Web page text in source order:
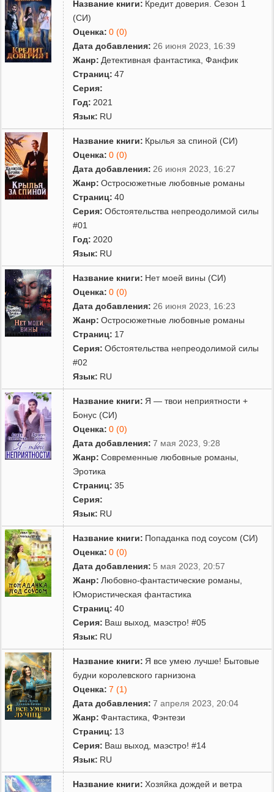
Название книги: Кредит доверия. Сезон 1
(СИ)
Оценка: 0 (0)
Дата добавления: 26 июня 2023, 16:39
Жанр: Детективная фантастика ,Фанфик
Страниц: 47
Серия:
Год: 2021
Язык: RU
Название книги: Крылья за спиной (СИ)
Оценка: 0 (0)
Дата добавления: 26 июня 2023, 16:27
Жанр: Остросюжетные любовные романы
Страниц: 40
Серия: Обстоятельства непреодолимой силы
#01
Год: 2020
Язык: RU
Название книги: Нет моей вины (СИ)
Оценка: 0 (0)
Дата добавления: 26 июня 2023, 16:23
Жанр: Остросюжетные любовные романы
Страниц: 17
Серия: Обстоятельства непреодолимой силы
#02
Язык: RU
Название книги: Я — твои неприятности +
Бонус (СИ)
Оценка: 0 (0)
Дата добавления: 7 мая 2023, 9:28
Жанр: Современные любовные романы
Эротика
Страниц: 35
Серия:
Язык: RU
Название книги: Попаданка под соусом (СИ)
Оценка: 0 (0)
Дата добавления: 5 мая 2023, 20:57
Жанр: Любовно-фантастические романы
Юмористическая фантастика
Страниц: 40
Серия: Ваш выход, маэстро! #05
Язык: RU
Название книги: Я все умею лучше! Бытовые
будни королевского гарнизона
Оценка: 7 (1)
Дата добавления: 7 апреля 2023, 20:04
Жанр: Фантастика ,Фэнтези
Страниц: 13
Серия: Ваш выход, маэстро! #14
Язык: RU
Название книги: Хозяйка дождей и ветра